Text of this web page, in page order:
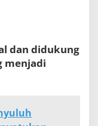
dan didukung
menjadi